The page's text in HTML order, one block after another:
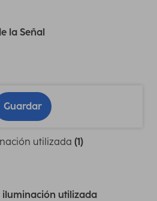
la Señal
Guardar
utilizada (1)
iluminación utilizada